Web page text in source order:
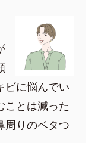
ビに悩んでい
ことは減った
周りのベタつ